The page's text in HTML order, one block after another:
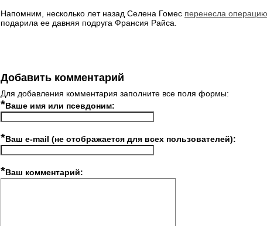
Напомним, несколько лет назад Селена Гомес перенесла
подарила ее давняя подруга Франсия Райса.
Добавить комментарий
Для добавления комментария заполните все поля формы:
*Ваше имя или псевдоним:
*Ваш e-mail (не отображается для всех пользователей):
*Ваш комментарий: